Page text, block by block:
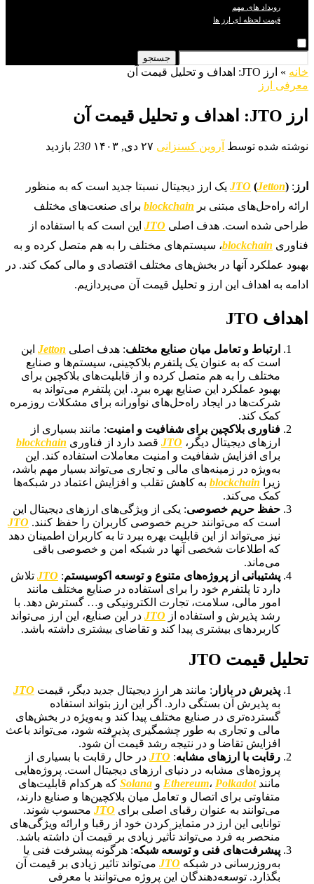
رویداد های مهم
قیمت لحظه ای ارز ها
جستجو
خانه » ارز JTO: اهداف و تحلیل قیمت آن
معرفی ارز
ارز JTO: اهداف و تحلیل قیمت آن
نوشته شده توسط آروین کسنزانی ۲۷ دی, ۱۴۰۳ 230 بازدید
ارز :
JTO (Jetton)
یک ارز دیجیتال نسبتا جدید است که به منظور
ارائه راه‌حل‌های مبتنی بر blockchain برای صنعت‌های مختلف
طراحی شده است. هدف اصلی JTO این است که با استفاده از
فناوری blockchain، سیستم‌های مختلف را به هم متصل کرده و به
بهبود عملکرد آنها در بخش‌های مختلف اقتصادی و مالی کمک کند. در
ادامه به اهداف این ارز و تحلیل قیمت آن می‌پردازیم.
اهداف JTO
ارتباط و تعامل میان صنایع مختلف: هدف اصلی Jetton این
است که به عنوان یک پلتفرم بلاکچینی، سیستم‌ها و صنایع
مختلف را به هم متصل کرده و از قابلیت‌های بلاکچین برای
بهبود عملکرد این صنایع بهره ببرد. این پلتفرم می‌تواند به
شرکت‌ها در ایجاد راه‌حل‌های نوآورانه برای مشکلات روزمره
کمک کند.
فناوری بلاکچین برای شفافیت و امنیت: مانند بسیاری از
ارزهای دیجیتال دیگر، JTO قصد دارد از فناوری blockchain
برای افزایش شفافیت و امنیت معاملات استفاده کند. این
به‌ویژه در زمینه‌های مالی و تجاری می‌تواند بسیار مهم باشد،
زیرا blockchain به کاهش تقلب و افزایش اعتماد در شبکه‌ها
کمک می‌کند.
حفظ حریم خصوصی: یکی از ویژگی‌های ارزهای دیجیتال این
است که می‌توانند حریم خصوصی کاربران را حفظ کنند. JTO
نیز می‌تواند از این قابلیت بهره ببرد تا به کاربران اطمینان دهد
که اطلاعات شخصی آنها در شبکه امن و خصوصی باقی
می‌ماند.
پشتیبانی از پروژه‌های متنوع و توسعه اکوسیستم:
JTO تلاش
دارد تا پلتفرم خود را برای استفاده در صنایع مختلف مانند
امور مالی، سلامت، تجارت الکترونیکی و… گسترش دهد. با
رشد پذیرش و استفاده از JTO در این صنایع، این ارز می‌تواند
کاربردهای بیشتری پیدا کند و تقاضای بیشتری داشته باشد.
تحلیل قیمت JTO
پذیرش در بازار : مانند هر ارز دیجیتال جدید دیگر، قیمت JTO
به پذیرش آن بستگی دارد. اگر این ارز بتواند استفاده
گسترده‌تری در صنایع مختلف پیدا کند و به‌ویژه در بخش‌های
مالی و تجاری به طور چشمگیری پذیرفته شود، می‌تواند باعث
افزایش تقاضا و در نتیجه رشد قیمت آن شود.
رقابت با ارزهای مشابه:
JTO در حال رقابت با بسیاری از
پروژه‌های مشابه در دنیای ارزهای دیجیتال است. پروژه‌هایی
مانند
Ethereum، Polkadot و Solana که هرکدام قابلیت‌های
متفاوتی برای اتصال و تعامل میان بلاکچین‌ها و صنایع دارند،
می‌توانند به عنوان رقبای اصلی برای JTO محسوب شوند.
توانایی این ارز در متمایز کردن خود از رقبا و ارائه ویژگی‌های
منحصر به فرد می‌تواند تأثیر زیادی بر قیمت آن داشته باشد.
پیشرفت‌های فنی و توسعه شبکه: هرگونه پیشرفت فنی یا
به‌روزرسانی در شبکه JTO می‌تواند تاثیر زیادی بر قیمت آن
بگذارد. توسعه‌دهندگان این پروژه می‌توانند با معرفی